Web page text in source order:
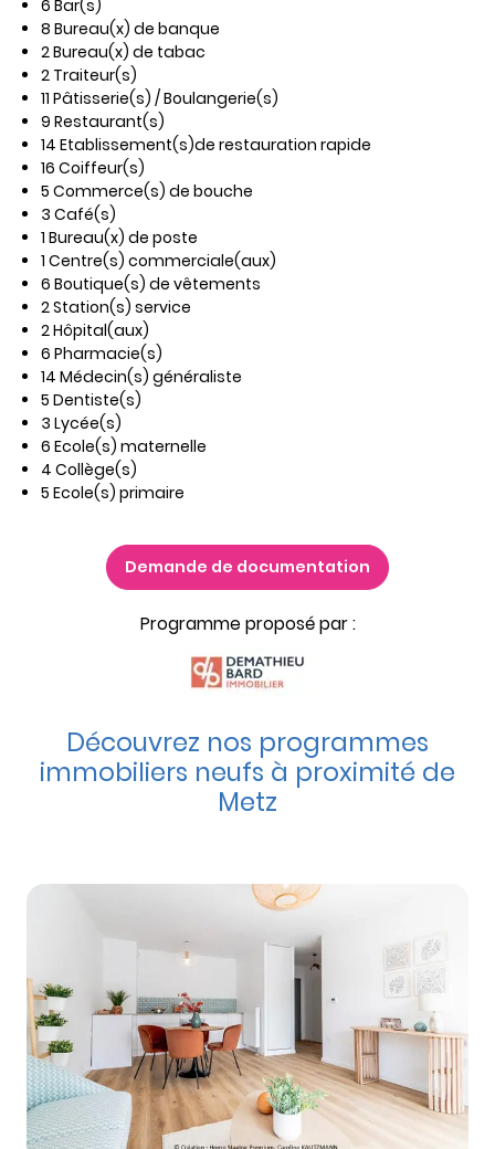
6 Bar(s)
8 Bureau(x) de banque
2 Bureau(x) de tabac
2 Traiteur(s)
11 Pâtisserie(s) / Boulangerie(s)
9 Restaurant(s)
14 Etablissement(s)de restauration rapide
16 Coiffeur(s)
5 Commerce(s) de bouche
3 Café(s)
1 Bureau(x) de poste
1 Centre(s) commerciale(aux)
6 Boutique(s) de vêtements
2 Station(s) service
2 Hôpital(aux)
6 Pharmacie(s)
14 Médecin(s) généraliste
5 Dentiste(s)
3 Lycée(s)
6 Ecole(s) maternelle
4 Collège(s)
5 Ecole(s) primaire
Demande de documentation
Programme proposé par :
Découvrez nos programmes
immobiliers neufs à proximité de
Metz